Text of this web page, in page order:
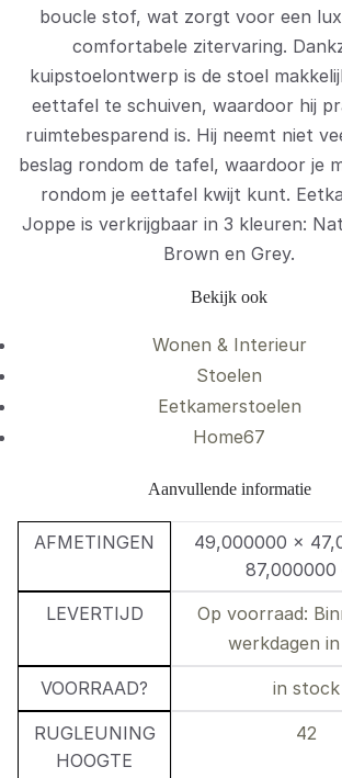
boucle stof, wat zorgt voor een
comfortabele zitervaring.
kuipstoelontwerp is de stoel
eettafel te schuiven, waardoor hij
ruimtebesparend is. Hij neemt niet
beslag rondom de tafel, waardoor je
rondom je eettafel kwijt kunt.
Joppe is verkrijgbaar in 3 kleuren:
Brown en Grey.
Bekijk ook
Wonen & Interieur
Stoelen
Eetkamerstoelen
Home67
Aanvullende informatie
AFMETINGEN
49,000000 ×
87,000000
LEVERTIJD
Op voorraad:
werkdagen
VOORRAAD? in stock
RUGLEUNING
HOOGTE
42